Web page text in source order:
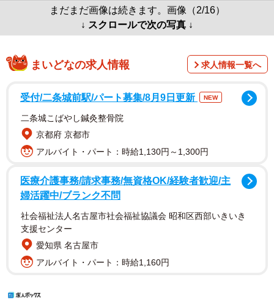
まだまだ画像は続きます。画像（2/16）
↓ スクロールで次の写真 ↓
まいどなの求人情報 求人情報一覧へ
受付/二条城前駅/パート募集/8月9日更新 NEW
二条城こばやし鍼灸整骨院
京都府 京都市
アルバイト・パート：時給1,130円～1,300円
医療介護事務/請求事務/無資格OK/経験者歓迎/主
婦活躍中/ブランク不問
社会福祉法人名古屋市社会福祉協議会 昭和区西部いきいき
支援センター
愛知県 名古屋市
アルバイト・パート：時給1,160円